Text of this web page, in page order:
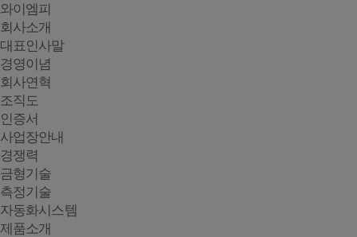
와이엠피
회사소개
대표인사말
경영이념
회사연혁
조직도
인증서
사업장안내
경쟁력
금형기술
측정기술
자동화시스템
제품소개